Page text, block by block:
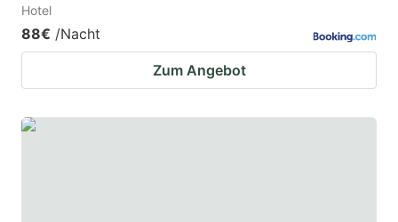
Hotel
88€ /Nacht
Zum Angebot